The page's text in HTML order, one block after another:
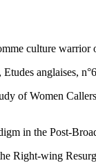
culture
anglaises,
of Women
in the Post-
Right-wing